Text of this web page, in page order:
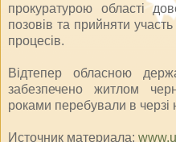
прокуратурою області
позовів та прийняти
процесів.
Відтепер обласною
забезпечено житлом
роками перебували в черзі
Источник материала: